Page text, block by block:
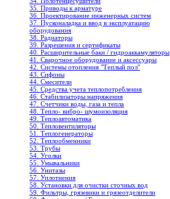
35. Приводы к арматуре
36. Проектирование инженерных систем
37. Пусконаладка и ввод в эксплуатацию
оборудования
38. Радиаторы
39. Разрешения и сертификаты
40. Расширительные баки / гидроаккамуляторы
41. Сварочное оборудование и аксессуары
42. Системы отопления "Теплый пол"
43. Сифоны
44. Смесители
45. Средства учета теплопотребления
46. Стабилизаторы напряжения
47. Счетчики воды, газа и тепла
48. Тепло- вибро- шумоизоляция
49. Теплоавтоматика
50. Тепловентиляторы
51. Теплогенераторы
52. Теплообменники
53. Трубы
54. Уголки
55. Умывальники
56. Унитазы
57. Уплотнения
58. Установки для очистки сточных вод
59. Фильтры, грязевики и грязеотделители